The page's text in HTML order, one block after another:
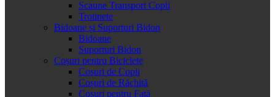
Scaune Transport Copii
Trotinete
Bidoane și Suporturi Bidon
Bidoane
Suporturi Bidon
Coșuri pentru Biciclete
Cosuri de Copii
Coșuri de Răchită
Coșuri pentru Față